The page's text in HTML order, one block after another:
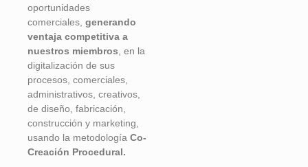
oportunidades
comerciales, generando
ventaja competitiva a
nuestros miembros, en la
digitalización de sus
procesos, comerciales,
administrativos, creativos,
de diseño, fabricación,
construcción y marketing,
usando la metodología Co-
Creación Procedural.